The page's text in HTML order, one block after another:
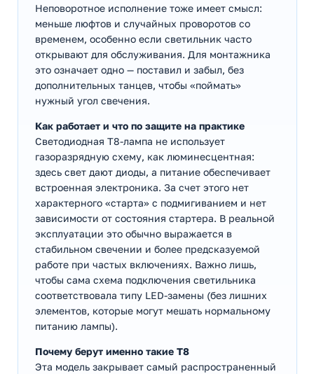
Неповоротное исполнение тоже имеет смысл:
меньше люфтов и случайных проворотов со
временем, особенно если светильник часто
открывают для обслуживания. Для монтажника
это означает одно — поставил и забыл, без
дополнительных танцев, чтобы «поймать»
нужный угол свечения.
Как работает и что по защите на практике
Светодиодная T8-лампа не использует
газоразрядную схему, как люминесцентная:
здесь свет дают диоды, а питание обеспечивает
встроенная электроника. За счет этого нет
характерного «старта» с подмигиванием и нет
зависимости от состояния стартера. В реальной
эксплуатации это обычно выражается в
стабильном свечении и более предсказуемой
работе при частых включениях. Важно лишь,
чтобы сама схема подключения светильника
соответствовала типу LED-замены (без лишних
элементов, которые могут мешать нормальному
питанию лампы).
Почему берут именно такие T8
Эта модель закрывает самый распространенный